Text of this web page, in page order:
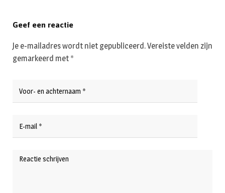
Geef een reactie
Je e-mailadres wordt niet gepubliceerd.Vereiste velden zijn
gemarkeerd met *